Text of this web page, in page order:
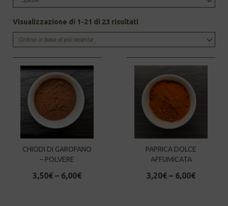
Visualizzazione di 1-21 di 23 risultati
by
latest
CHIODI DI GAROFANO
– POLVERE
3,50€ – 6,00€
PAPRICA DOLCE
AFFUMICATA
3,20€ – 6,00€